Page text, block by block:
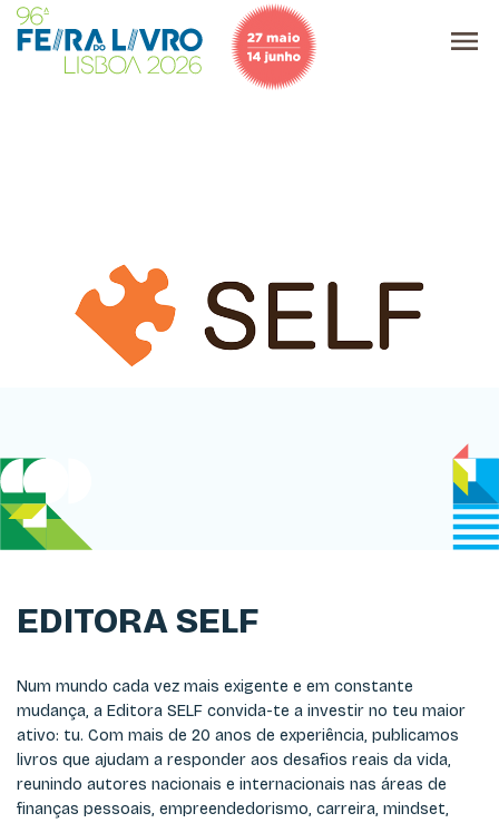
EDITORA SELF
Num mundo cada vez mais exigente e em constante
mudança, a Editora SELF convida-te a investir no teu maior
ativo: tu. Com mais de 20 anos de experiência, publicamos
livros que ajudam a responder aos desafios reais da vida,
reunindo autores nacionais e internacionais nas áreas de
finanças pessoais, empreendedorismo, carreira, mindset,